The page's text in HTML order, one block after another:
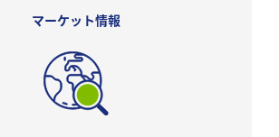
マーケット情報